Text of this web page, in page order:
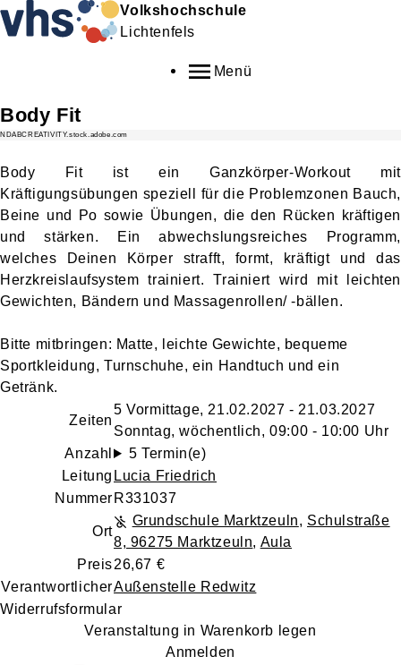
Volkshochschule
Lichtenfels
Menü
Body Fit
NDABCREATIVITY.stock.adobe.com
Body Fit ist ein Ganzkörper-Workout mit
Kräftigungsübungen speziell für die Problemzonen Bauch,
Beine und Po sowie Übungen, die den Rücken kräftigen
und stärken. Ein abwechslungsreiches Programm,
welches Deinen Körper strafft, formt, kräftigt und das
Herzkreislaufsystem trainiert. Trainiert wird mit leichten
Gewichten, Bändern und Massagenrollen/ -bällen.
Bitte mitbringen: Matte, leichte Gewichte, bequeme
Sportkleidung, Turnschuhe, ein Handtuch und ein
Getränk.
Zeiten
5 Vormittage, 21.02.2027 - 21.03.2027
Sonntag, wöchentlich, 09:00 - 10:00 Uhr
Anzahl
5 Termin(e)
Leitung Lucia Friedrich
Nummer R331037
Ort
Grundschule Marktzeuln, Schulstraße
8, 96275 Marktzeuln, Aula
Preis26,67 €
VerantwortlicherAußenstelle Redwitz
Widerrufsformular
Veranstaltung in Warenkorb legen
Anmelden